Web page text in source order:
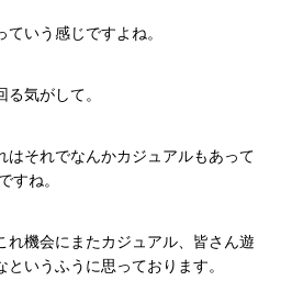
いう感じですよね。
気がして。
はそれでなんかカジュアルもあって
すね。
れ機会にまたカジュアル、皆さん遊
いうふうに思っております。